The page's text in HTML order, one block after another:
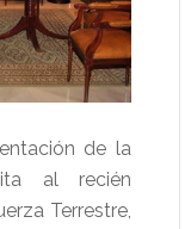
de la
al recién
Terrestre,